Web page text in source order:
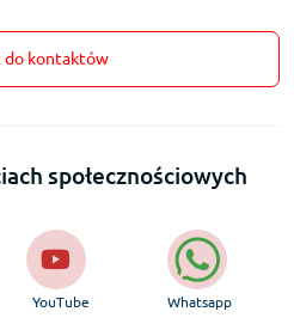
do kontaktów
społecznościowych
YouTube Whatsapp